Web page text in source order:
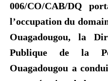
006/CO/CAB/DQ
l’occupation du
Ouagadougou, la
Publique de la
Ouagadougou a